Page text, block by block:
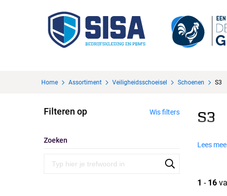
Home Assortiment Veiligheidsschoeisel Schoenen S3
Filteren op Wis filters
Zoeken
S3
Lees
1 - 16